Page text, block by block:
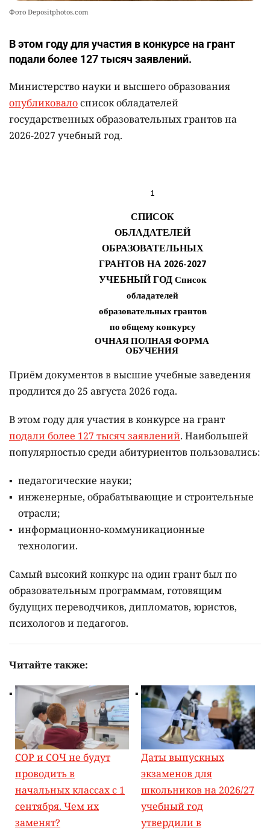
Фото Depositphotos.com
В этом году для участия в конкурсе на грант
подали более 127 тысяч заявлений.
Министерство науки и высшего образования
опубликовалосписок обладателей
государственных образовательных грантов на
2026-2027 учебный год.
Приём документов в высшие учебные заведения
продлится до 25 августа 2026 года.
В этом году для участия в конкурсе на грант
подали более 127 тысяч заявлений. Наибольшей
популярностью среди абитуриентов пользовались:
педагогические науки;
инженерные, обрабатывающие и строительные
отрасли;
информационно-коммуникационные
технологии.
Самый высокий конкурс на один грант был по
образовательным программам, готовящим
будущих переводчиков, дипломатов, юристов,
психологов и педагогов.
Читайте также:
СОР и СОЧ не будут
проводить в
начальных классах с 1
сентября. Чем их
заменят?
Даты выпускных
экзаменов для
школьников на 2026/27
учебный год
утвердили в